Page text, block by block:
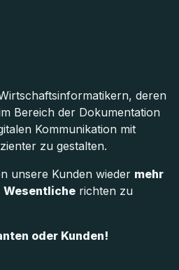
deren
Bereich der Dokumentation
Kommunikation mit
zu gestalten.
unsere Kunden wieder mehr
Wesentliche richten zu
oder Kunden!